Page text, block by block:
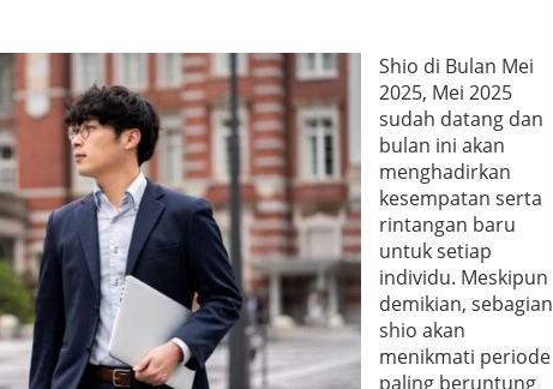
Shio di Bulan Mei
2025, Mei 2025
sudah datang dan
bulan ini akan
menghadirkan
kesempatan serta
rintangan baru
untuk setiap
individu. Meskipun
demikian, sebagian
shio akan
menikmati periode
paling beruntung